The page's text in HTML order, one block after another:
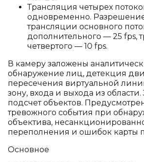
Трансляция четырех
одновременно.
трансляции основного
дополнительного — 25 fps,
четвертого — 10 fps.
В камеру заложены
обнаружение лиц, детекция
пересечения виртуальной
зону, входа и выхода из области.
подсчет объектов.
тревожного события при
объектива,
переполнения и ошибок карты
Основное